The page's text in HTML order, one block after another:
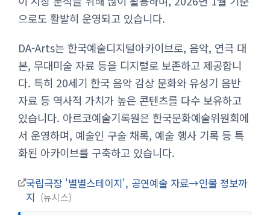
으로도 활발히 운영되고 있습니다.
DA-Arts는 한국예술디지털아카이브로, 음악, 연극 대
본, 무대미술 자료 등을 디지털로 보존하고 제공합니
다. 특히 20세기 한국 음악 감상 문화와 유성기 음반
자료 등 역사적 가치가 높은 콘텐츠를 다수 보유하고
있습니다. 아르코예술기록원은 한국문화예술위원회에
서 운영하며, 예술인 구술 채록, 예술 행사 기록 등 특
화된 아카이브를 구축하고 있습니다.
국립극장 '별별스테이지', 공연예술 자료→인물 정보까
지
뉴시스